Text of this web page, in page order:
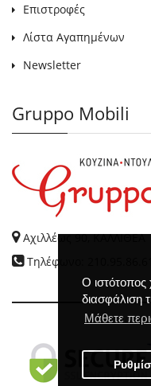
Ο ιστότοπος
διασφάλιση
Μάθετε
Επιστροφές
Λίστα Αγαπημένων
Newsletter
Gruppo Mobili
Αχιλλέως 90, ΚΑΛΛΙΘΕΑ
Τηλέφωνο: